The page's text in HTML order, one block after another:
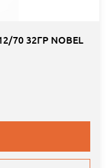
32ГР NOBEL